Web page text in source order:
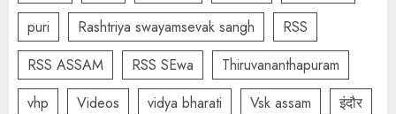
puri
Rashtriya swayamsevak sangh
RSS
RSS ASSAM
RSS SEwa
Thiruvananthapuram
vhp
Videos vidya bharati Vsk assam
इंदौर